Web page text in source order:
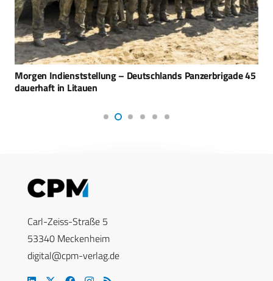
Morgen Indienststellung – Deutschlands Panzerbrigade 45
dauerhaft in Litauen
Carl-Zeiss-Straße 5
53340 Meckenheim
digital@cpm-verlag.de